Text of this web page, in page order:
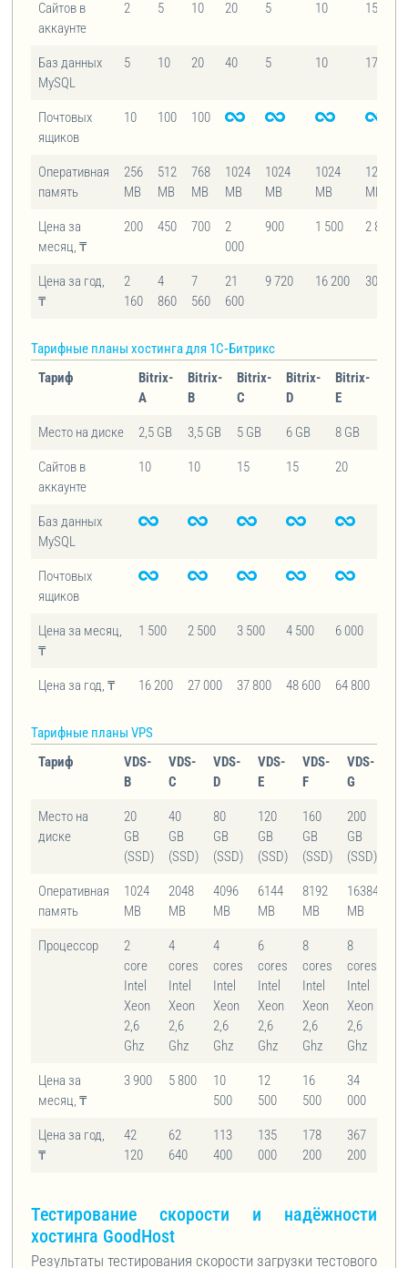
Сайтов в
аккаунте
2 5 10 20 5 10 15
Баз данных
MySQL
5 10 20 40 5 10 17
Почтовых
ящиков
10 100 100
Оперативная
память
256
MB
512
MB
768
MB
1024
MB
1024
MB
1024
MB
1280
MB
Цена за
месяц, ₸
200 450 700
2
000
900 1 500 2 800
Цена за год,
₸
2
160
4
860
7
560
21
600
9 720 16 200 30 240
Тарифные планы хостинга для 1C‑Битрикс
Тариф
Bitrix-
A
Bitrix-
B
Bitrix-
C
Bitrix-
D
Bitrix-
E
Место на диске 2,5 GB 3,5 GB 5 GB 6 GB 8 GB
Сайтов в
аккаунте
10 10 15 15 20
Баз данных
MySQL
Почтовых
ящиков
Цена за месяц,
₸
1 500 2 500 3 500 4 500 6 000
Цена за год, ₸ 16 200 27 000 37 800 48 600 64 800
Тарифные планы VPS
Тариф
VDS-
B
VDS-
C
VDS-
D
VDS-
E
VDS-
F
VDS-
G
Место на
диске
20
GB
(SSD)
40
GB
(SSD)
80
GB
(SSD)
120
GB
(SSD)
160
GB
(SSD)
200
GB
(SSD)
Оперативная
память
1024
MB
2048
MB
4096
MB
6144
MB
8192
MB
16384
MB
Процессор
2
core
Intel
Xeon
2,6
Ghz
4
cores
Intel
Xeon
2,6
Ghz
4
cores
Intel
Xeon
2,6
Ghz
6
cores
Intel
Xeon
2,6
Ghz
8
cores
Intel
Xeon
2,6
Ghz
8
cores
Intel
Xeon
2,6
Ghz
Цена за
месяц, ₸
3 900 5 800
10
500
12
500
16
500
34
000
Цена за год,
₸
42
120
62
640
113
400
135
000
178
200
367
200
Тестирование скорости и надёжности
хостинга GoodHost
Результаты тестирования скорости загрузки тестового